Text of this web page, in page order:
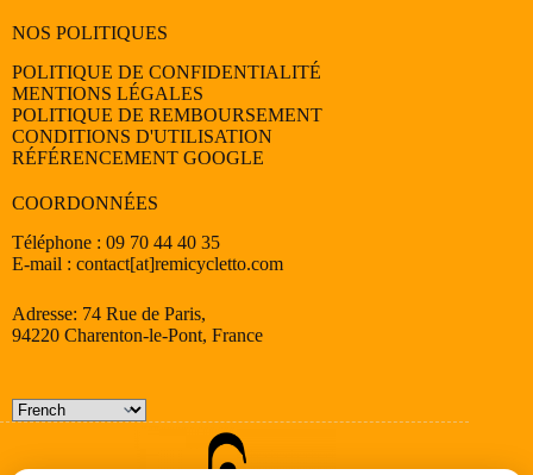
NOS POLITIQUES
POLITIQUE DE CONFIDENTIALITÉ
MENTIONS LÉGALES
POLITIQUE DE REMBOURSEMENT
CONDITIONS D'UTILISATION
RÉFÉRENCEMENT GOOGLE
COORDONNÉES
Téléphone : 09 70 44 40 35
E-mail : contact[at]remicycletto.com
Adresse: 74 Rue de Paris,
94220 Charenton-le-Pont, France